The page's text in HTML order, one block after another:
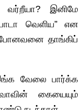
வர்றீயா? இனிமே
வெளிய” என
தாங்கிப்
வேலை பார்க்க
கையையும்